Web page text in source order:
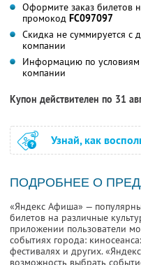
Оформите заказ билетов
промокод FC097097
Скидка не суммируется с
компании
Информацию по
компании
Купон действителен по 31
Узнай, как
ПОДРОБНЕЕ О
«Яндекс Афиша» —
билетов на различные
приложении пользователи
событиях города:
фестивалях и других.
возможность выбрать